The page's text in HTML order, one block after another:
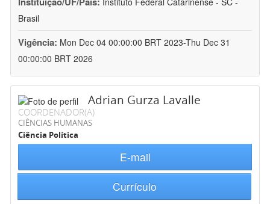
Brasil
Vigência: Mon Dec 04 00:00:00 BRT 2023-Thu Dec 31
00:00:00 BRT 2026
Adrian Gurza Lavalle
COORDENADOR(A)
CIÊNCIAS HUMANAS
Ciência Política
E-mail
Currículo